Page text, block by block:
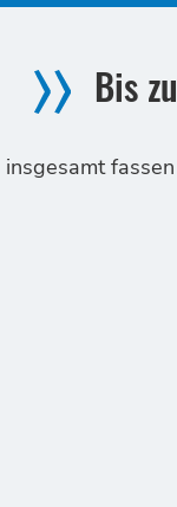
Bis zu
fassen